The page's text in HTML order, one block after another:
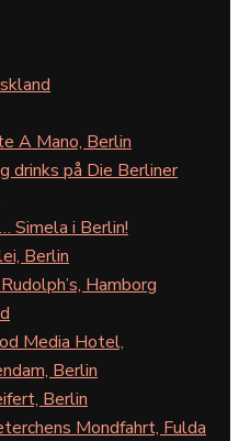
A Mano, Berlin
drinks på Die Berliner
Simela i Berlin!
Berlin
Hamborg
Media Hotel,
Berlin
Berlin
Mondfahrt, Fulda